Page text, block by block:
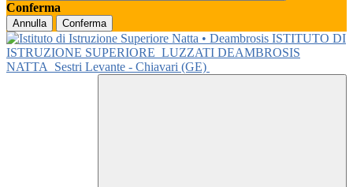
Conferma
Annulla Conferma
ISTITUTO DI
ISTRUZIONE SUPERIORE LUZZATI DEAMBROSIS
NATTA
Sestri Levante - Chiavari (GE)